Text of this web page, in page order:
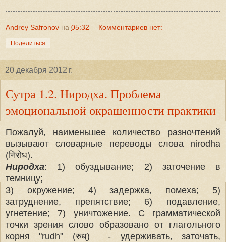
Andrey Safronov на 05:32 Комментариев нет:
Поделиться
20 декабря 2012 г.
Сутра 1.2. Ниродха. Проблема
эмоциональной окрашенности практики
Пожалуй, наименьшее количество разночтений
вызывают словарные переводы слова nirodha
(निरोध).
Ниродха: 1) обуздывание; 2) заточение в
темницу;
3) окружение; 4) задержка, помеха; 5)
затруднение, препятствие; 6) подавление,
угнетение; 7) уничтожение. С грамматической
точки зрения слово образовано от глагольного
корня "rudh" (रुध्) - удерживать, заточать,